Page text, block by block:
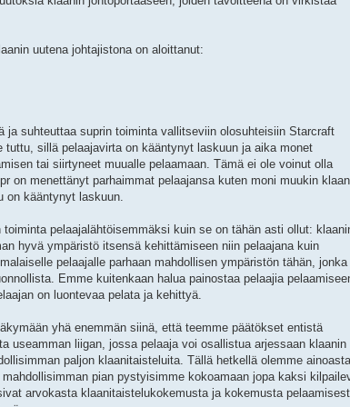
uutena johtajistona on aloittanut:
ja suhteuttaa suprin toiminta vallitseviin olosuhteisiin Starcraft
sillä pelaajavirta on kääntynyt laskuun ja aika monet
tai siirtyneet muualle pelaamaan. Tämä ei ole voinut olla
on menettänyt parhaimmat pelaajansa kuten moni muukin
on kääntynyt laskuun.
pelaajalähtöisemmäksi kuin se on tähän asti ollut:
hyvä ympäristö itsensä kehittämiseen niin pelaajana kuin
pelaajalle parhaan mahdollisen ympäristön tähän, jonka
Emme kuitenkaan halua painostaa pelaajia
on luontevaa pelata ja kehittyä.
yhä enemmän siinä, että teemme päätökset entistä
useamman liigan, jossa pelaaja voi osallistua arjessaan klaanin
paljon klaanitaisteluita. Tällä hetkellä olemme
pian pystyisimme kokoamaan jopa kaksi
arvokasta klaanitaistelukokemusta ja kokemusta